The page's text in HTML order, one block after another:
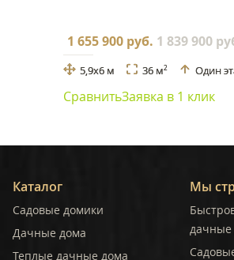
1 655 900 руб. 1 839 900
5,9x6 м 36 м2 Один
СравнитьЗаявка в 1 клик
Каталог
Садовые домики
Дачные дома
Теплые дачные дома
Мы
дачные